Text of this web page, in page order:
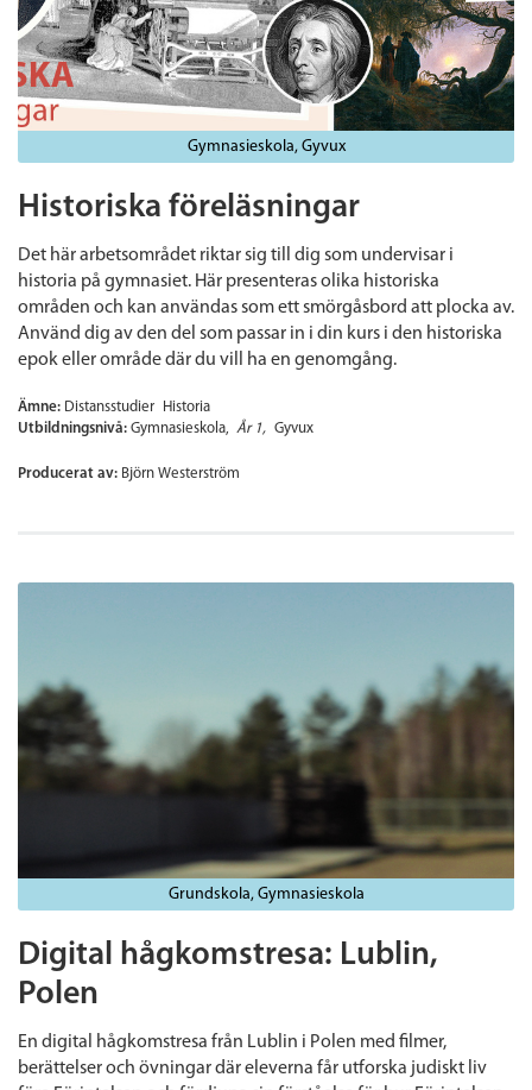
Gymnasieskola Gyvux
Historiska föreläsningar
Det här arbetsområdet riktar sig till dig som undervisar i
historia på gymnasiet. Här presenteras olika historiska
områden och kan användas som ett smörgåsbord att plocka av.
Använd dig av den del som passar in i din kurs i den historiska
epok eller område där du vill ha en genomgång.
Ämne: Distansstudier
Historia
Utbildningsnivå: Gymnasieskola År 1 Gyvux
Producerat av: Björn Westerström
Grundskola Gymnasieskola
Digital hågkomstresa: Lublin,
Polen
En digital hågkomstresa från Lublin i Polen med filmer,
berättelser och övningar där eleverna får utforska judiskt liv